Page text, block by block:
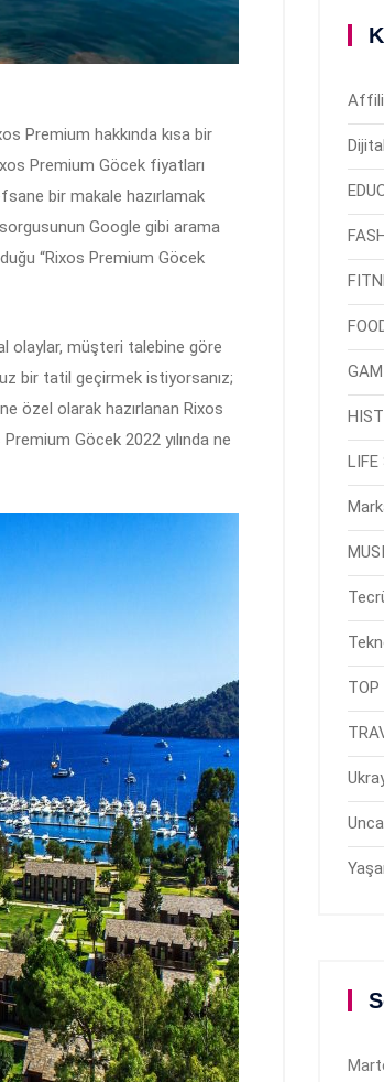
Premium hakkında kısa bir
Premium Göcek fiyatları
bir makale hazırlamak
Google gibi arama
“Rixos Premium Göcek
olaylar, müşteri talebine göre
bir tatil geçirmek istiyorsanız;
özel olarak hazırlanan Rixos
Göcek 2022 yılında ne
LIFE
TOP